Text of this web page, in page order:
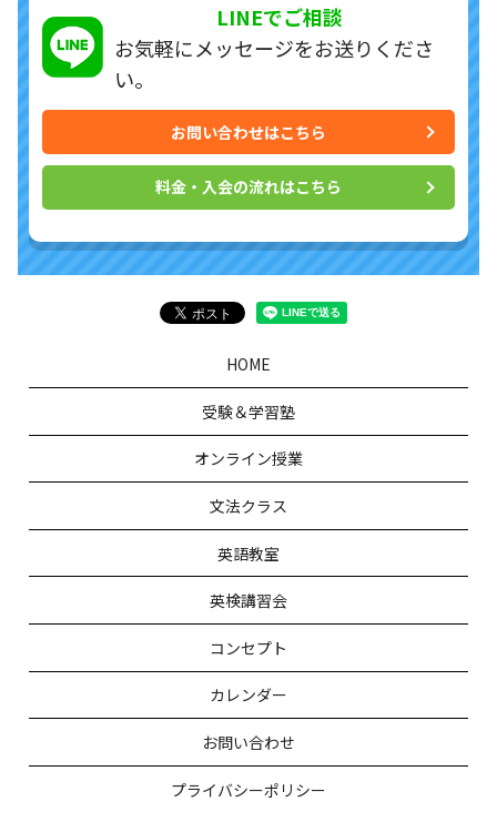
LINEでご相談
お気軽にメッセージをお送りくださ
い。
お問い合わせはこちら
料金・入会の流れはこちら
HOME
受験＆学習塾
オンライン授業
文法クラス
英語教室
英検講習会
コンセプト
カレンダー
お問い合わせ
プライバシーポリシー